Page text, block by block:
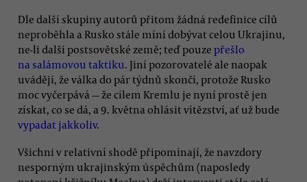
Dle další skupiny autorů přitom žádná redefinice cílů
neproběhla a Rusko stále míní dobývat celou Ukrajinu,
ne-li další postsovětské země; teď pouze přešlo
na salámovou taktiku. Jiní pozorovatelé ale naopak
uvádějí, že válka do pár týdnů skončí, protože Rusko
moc vyčerpává — že cílem Kremlu je nyní prostě jen
získat, co se dá, a 9. května ohlásit vítězství, ať už bude
vypadat jakkoliv.
Všichni v relativní shodě připomínají, že navzdory
nesporným ukrajinským úspěchům (naposledy